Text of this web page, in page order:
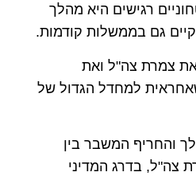
רגישים היא מהלך
קיים גם בממשלות קודמות.
צמרת צה"ל ואת
למחדל הגדול של
והחריף המשבר בין
צה"ל, בדרג המדיני